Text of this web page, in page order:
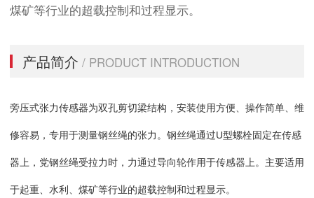
煤矿等行业的超载控制和过程显示。
产品简介/ PRODUCT INTRODUCTION
旁压式张力传感器为双孔剪切梁结构，安装使用方便、操作简单、维
修容易，专用于测量钢丝绳的张力。钢丝绳通过U型螺栓固定在传感
器上，党钢丝绳受拉力时，力通过导向轮作用于传感器上。主要适用
于起重、水利、煤矿等行业的超载控制和过程显示。